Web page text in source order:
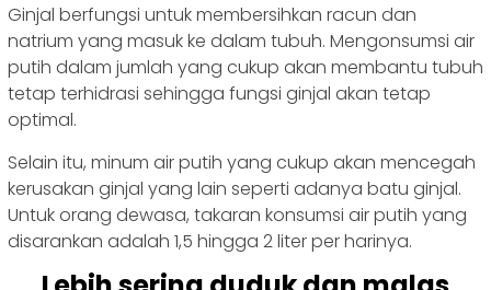
Ginjal berfungsi untuk membersihkan racun dan
natrium yang masuk ke dalam tubuh. Mengonsumsi air
putih dalam jumlah yang cukup akan membantu tubuh
tetap terhidrasi sehingga fungsi ginjal akan tetap
optimal.
Selain itu, minum air putih yang cukup akan mencegah
kerusakan ginjal yang lain seperti adanya batu ginjal.
Untuk orang dewasa, takaran konsumsi air putih yang
disarankan adalah 1,5 hingga 2 liter per harinya.